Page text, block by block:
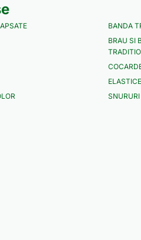
BANDA
BRAU SI
ELASTICE